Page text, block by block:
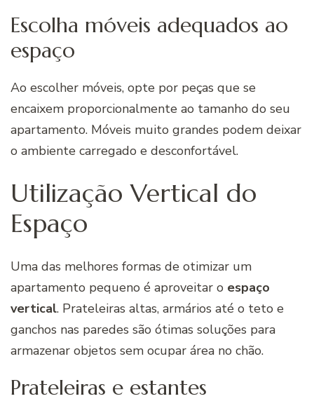
Escolha móveis adequados ao
espaço
Ao escolher móveis, opte por peças que se
encaixem proporcionalmente ao tamanho do seu
apartamento. Móveis muito grandes podem deixar
o ambiente carregado e desconfortável.
Utilização Vertical do
Espaço
Uma das melhores formas de otimizar um
apartamento pequeno é aproveitar o espaço
vertical. Prateleiras altas, armários até o teto e
ganchos nas paredes são ótimas soluções para
armazenar objetos sem ocupar área no chão.
Prateleiras e estantes